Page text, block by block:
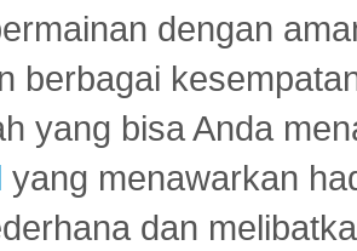
dengan
berbagai
yang bisa Anda
yang menawarkan
dan